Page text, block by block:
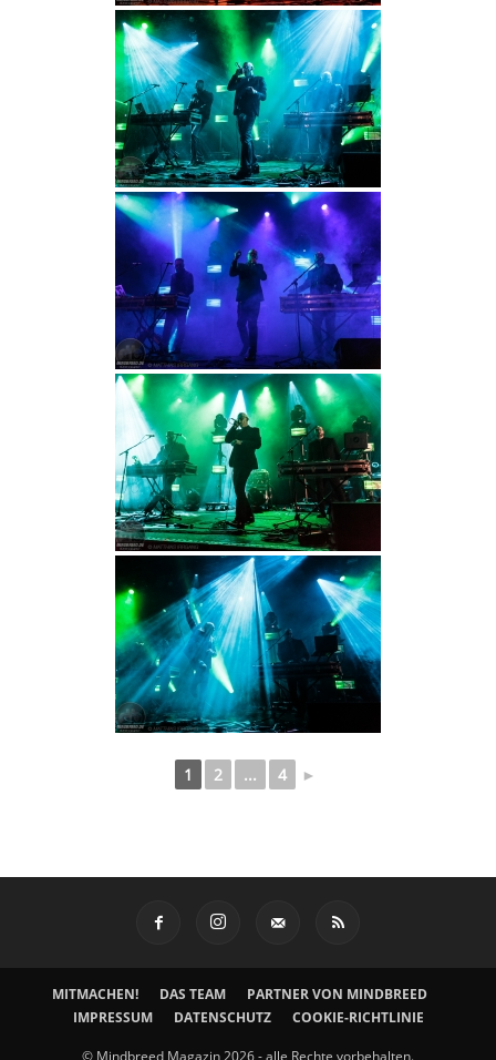
1 2 ... 4 ►
MITMACHEN! DAS TEAM
PARTNER VON MINDBREED
IMPRESSUM
DATENSCHUTZ COOKIE-RICHTLINIE
© Mindbreed Magazin 2026 - alle Rechte vorbehalten.